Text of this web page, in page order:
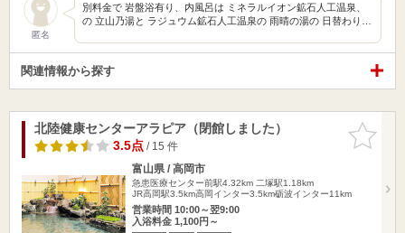
匿名
別料金で 岩盤浴有り、内風呂は ミネラルイオン鉱石人工温泉、
の 立山乃湯と ラジュウム鉱石人工温泉の 雨晴の湯の 日替わり…
関連情報から探す
お気に入
りに追加
北陸健康センターアラピア（閉館しました）
3.5点/ 15 件
富山県 / 高岡市
急患医療センター前駅4.32km 二塚駅1.18km
JR高岡駅3.5km高岡インター3.5km砺波インター11km
営業時間 10:00～翌9:00
入浴料金 1,100円～